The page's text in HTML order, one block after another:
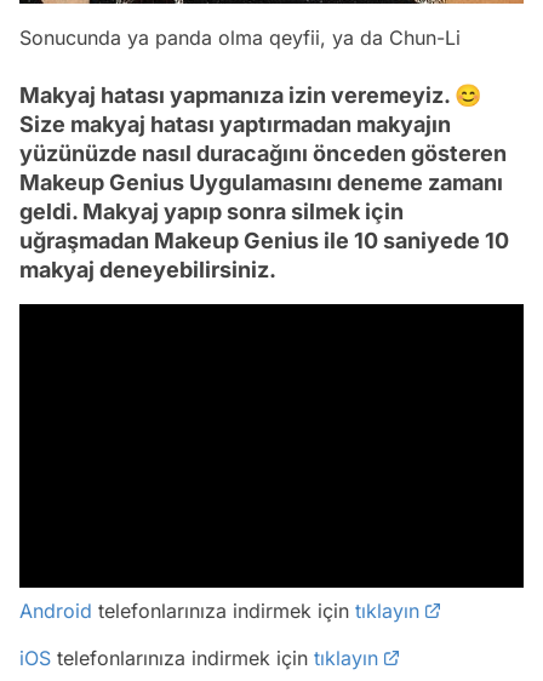
Sonucunda ya panda olma qeyfii, ya da Chun-Li
Makyaj hatası yapmanıza izin veremeyiz. 😊
Size makyaj hatası yaptırmadan makyajın
yüzünüzde nasıl duracağını önceden gösteren
Makeup Genius Uygulamasını deneme zamanı
geldi. Makyaj yapıp sonra silmek için
uğraşmadan Makeup Genius ile 10 saniyede 10
makyaj deneyebilirsiniz.
Android telefonlarınıza indirmek için tıklayın
iOS telefonlarınıza indirmek için tıklayın